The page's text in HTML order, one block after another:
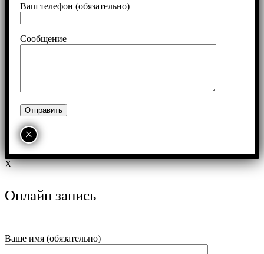
Ваш телефон (обязательно)
Сообщение
×
X
Онлайн запись
Ваше имя (обязательно)